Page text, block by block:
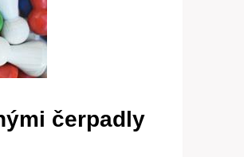
čerpadly